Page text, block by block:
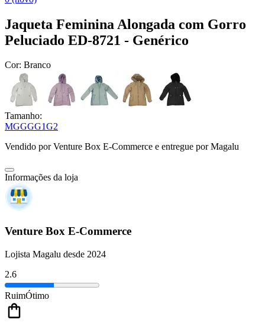
Jaqueta Feminina Alongada com Gorro
Peluciado ED-8721 - Genérico
Cor: Branco
Tamanho:
MGGGG1G2
Vendido porVenture Box E-Commerce e entregue por Magalu
Informações da loja
Venture Box E-Commerce
Lojista Magalu desde 2024
2.6
RuimÓtimo